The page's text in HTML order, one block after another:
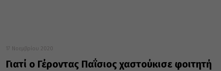
17 Νοεμβρίου 2020
Γιατί ο Γέροντας Παΐσιος χαστούκισε φοιτητή